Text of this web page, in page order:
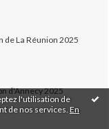
l'utilisation de
de nos services. En
La Réunion 2025
d'Annecy 2025